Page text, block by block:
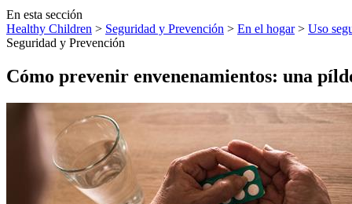
En esta sección
Healthy Children > Seguridad y Prevención > En el hogar> Uso
Seguridad y Prevención
Cómo prevenir envenenamientos: una